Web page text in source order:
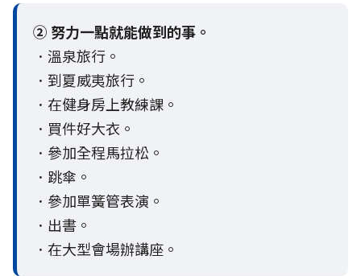
② 努力一點就能做到的事。
．溫泉旅行。
．到夏威夷旅行。
．在健身房上教練課。
．買件好大衣。
．參加全程馬拉松。
．跳傘。
．參加單簧管表演。
．出書。
．在大型會場辦講座。